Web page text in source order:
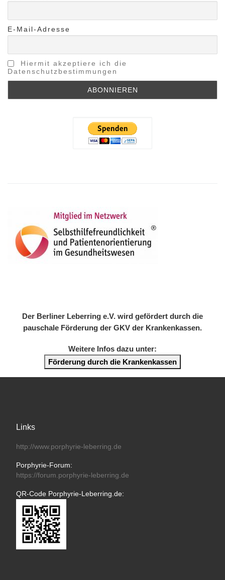
E-Mail-Adresse
Hiermit akzeptiere ich die
Datenschutzbestimmungen
Der Berliner Leberring e.V. wird gefördert durch die
pauschale Förderung der GKV der Krankenkassen.
Weitere Infos dazu unter:
Förderung durch die Krankenkassen
Links
http://www.porphyrie-leberring.de
Porphyrie-Forum:
https://forum.porphyrie-leberring.de
QR-Code Porphyrie-Leberring.de: